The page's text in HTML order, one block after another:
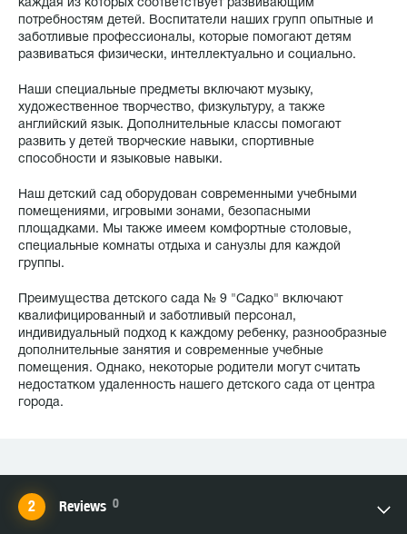
каждая из которых соответствует развивающим
потребностям детей. Воспитатели наших групп опытные и
заботливые профессионалы, которые помогают детям
развиваться физически, интеллектуально и социально.
Наши специальные предметы включают музыку,
художественное творчество, физкультуру, а также
английский язык. Дополнительные классы помогают
развить у детей творческие навыки, спортивные
способности и языковые навыки.
Наш детский сад оборудован современными учебными
помещениями, игровыми зонами, безопасными
площадками. Мы также имеем комфортные столовые,
специальные комнаты отдыха и санузлы для каждой
группы.
Преимущества детского сада № 9 "Садко" включают
квалифицированный и заботливый персонал,
индивидуальный подход к каждому ребенку, разнообразные
дополнительные занятия и современные учебные
помещения. Однако, некоторые родители могут считать
недостатком удаленность нашего детского сада от центра
города.
Reviews 0